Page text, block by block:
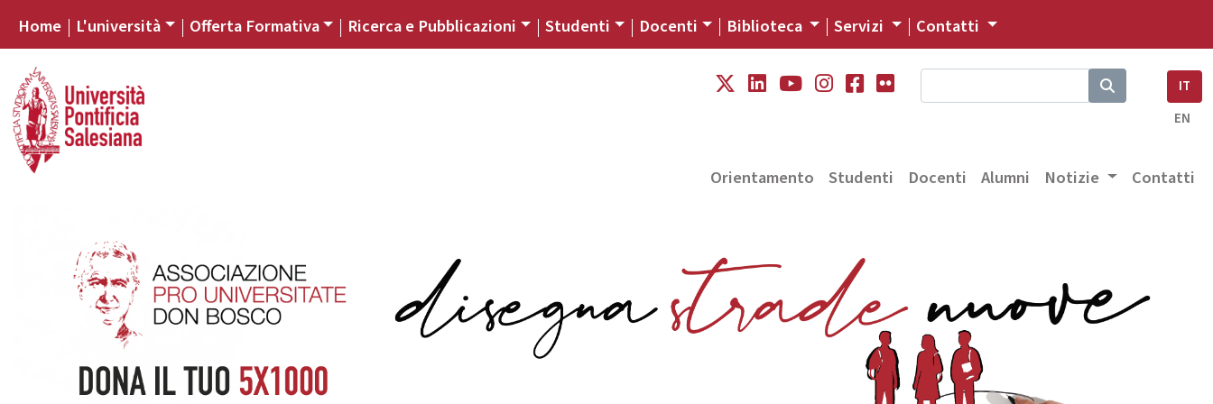
Home L'università Offerta Formativa Ricerca e Pubblicazioni Studenti Docenti Biblioteca Servizi Contatti
IT
EN
Orientamento Studenti Docenti Alumni Notizie Contatti